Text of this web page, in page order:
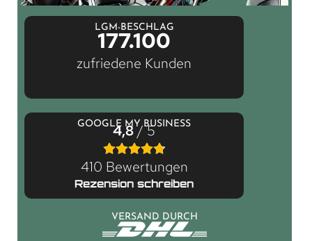
LGM-BESCHLAG
177.100
zufriedene Kunden
GOOGLE MY BUSINESS
4,8/ 5
410 Bewertungen
Rezension schreiben
VERSAND DURCH